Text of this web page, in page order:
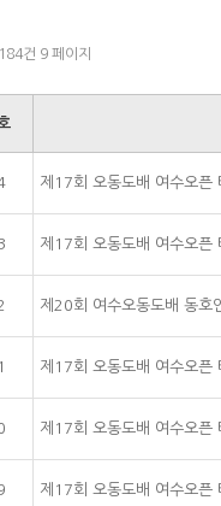
건 9 페이지
제17회 오동도배 여수오
제17회 오동도배 여수오픈
제20회 여수오동도배 동호
제17회 오동도배 여수오
제17회 오동도배 여수오
제17회 오동도배 여수오